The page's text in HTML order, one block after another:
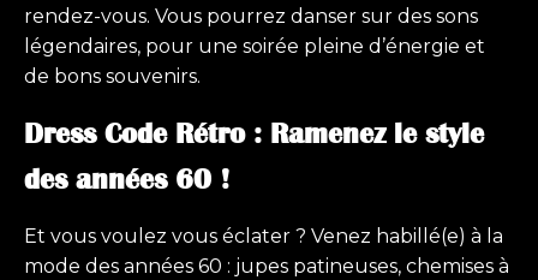
rendez-vous. Vous pourrez danser sur des sons
légendaires, pour une soirée pleine d’énergie et
de bons souvenirs.
Dress Code Rétro : Ramenez le style
des années 60 !
Et vous voulez vous éclater ? Venez habillé(e) à la
mode des années 60 : jupes patineuses, chemises à